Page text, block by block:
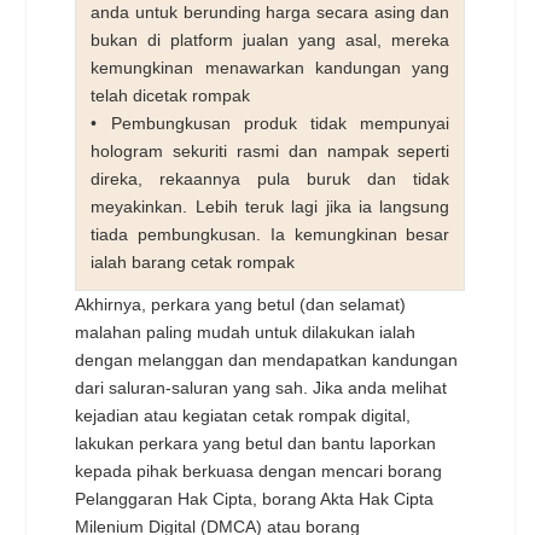
anda untuk berunding harga secara asing dan
bukan di platform jualan yang asal, mereka
kemungkinan menawarkan kandungan yang
telah dicetak rompak
• Pembungkusan produk tidak mempunyai
hologram sekuriti rasmi dan nampak seperti
direka, rekaannya pula buruk dan tidak
meyakinkan. Lebih teruk lagi jika ia langsung
tiada pembungkusan. Ia kemungkinan besar
ialah barang cetak rompak
Akhirnya, perkara yang betul (dan selamat)
malahan paling mudah untuk dilakukan ialah
dengan melanggan dan mendapatkan kandungan
dari saluran-saluran yang sah. Jika anda melihat
kejadian atau kegiatan cetak rompak digital,
lakukan perkara yang betul dan bantu laporkan
kepada pihak berkuasa dengan mencari borang
Pelanggaran Hak Cipta, borang Akta Hak Cipta
Milenium Digital (DMCA) atau borang